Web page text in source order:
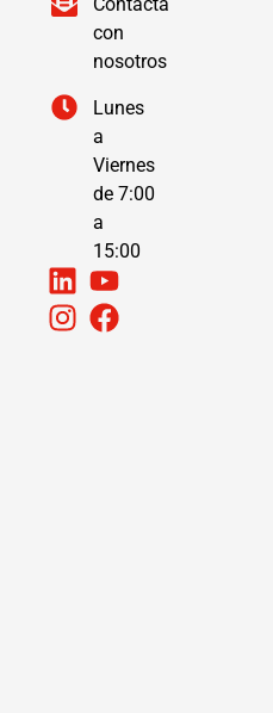
Contacta
con
nosotros
Lunes
a
Viernes
de 7:00
a
15:00